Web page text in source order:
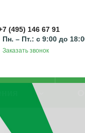
(495) 146 67 91
Пн. – Пт.: с 9:00 до
Заказать звонок